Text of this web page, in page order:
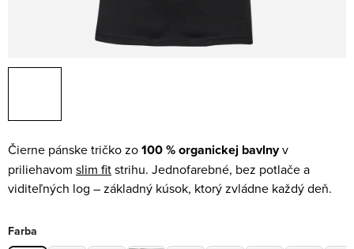
Čierne pánske tričko zo100 % organickej bavlnyv
priliehavom slim fitstrihu. Jednofarebné, bez potlače a
viditeľných log – základný kúsok, ktorý zvládne každý deň.
Farba